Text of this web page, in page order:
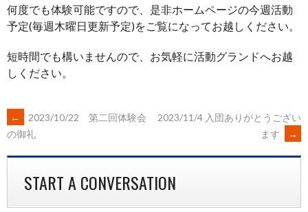
何度でも体験可能ですので、是非ホームページの今週活動
予定(毎週木曜日更新予定)をご覧になってお越しください。
短時間でも構いませんので、お気軽に活動グランドへお越
しください。
POST
NAVIGATION
←
2023/10/22 第二回体験会
の御礼
2023/11/4 入団ありがとうござい
ます
→
START A CONVERSATION